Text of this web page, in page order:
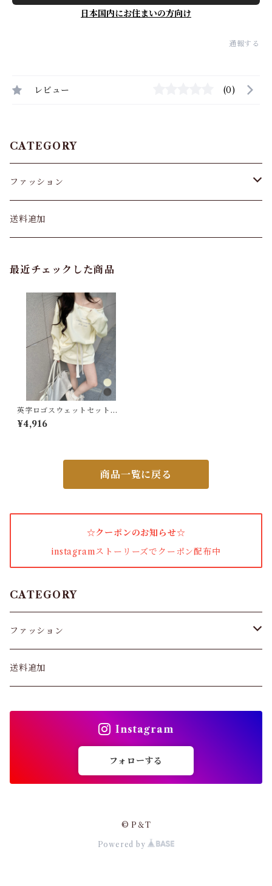
日本国内にお住まいの方向け
通報する
レビュー (0)
CATEGORY
ファッション
パンツ&スカート
バッグ
カーディガン
パンプス・サンダル
ワンピース・セットアップ
女性下着・靴下
着圧ソックス
ショーツ
ガードル・ウエストニッパー
送料追加
最近チェックした商品
英字ロゴスウェットセットア
ップ大人可愛い
¥4,916
商品一覧に戻る
☆クーポンのお知らせ☆
instagramストーリーズでクーポン配布中
CATEGORY
ファッション
パンツ&スカート
送料追加
Instagram
フォローする
© P＆T
Powered by